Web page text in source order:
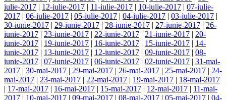
iulie-2017 | 12-iulie-2017 | 11-iulie-2017 | 10-iulie-2017 | 07-iulie-
2017 | 06-iulie-2017 | 05-iulie-2017 | 04-iulie-2017 | 03-iulie-2017 |
30-iunie-2017 | 29-iunie-2017 | 28-iunie-2017 | 27-iunie-2017 | 26-
iunie-2017 | 23-iunie-2017 | 22-iunie-2017 | 21-iunie-2017 | 20-
iunie-2017 | 19-iunie-2017 | 16-iunie-2017 | 15-iunie-2017 | 14-
iunie-2017 | 13-iunie-2017 | 12-iunie-2017 | 09-iunie-2017 | 08-
iunie-2017 | 07-iunie-2017 | 06-iunie-2017 | 02-iunie-2017 | 31-mai-
2017 | 30-mai-2017 | 29-mai-2017 | 26-mai-2017 | 25-mai-2017 | 24-
mai-2017 | 23-mai-2017 | 22-mai-2017 | 19-mai-2017 | 18-mai-2017
| 17-mai-2017 | 16-mai-2017 | 15-mai-2017 | 12-mai-2017 | 11-mai-
2017 | 10-mai-2017 | 09-mai-2017 | 08-mai-2017 | 05-mai-2017 | 04-